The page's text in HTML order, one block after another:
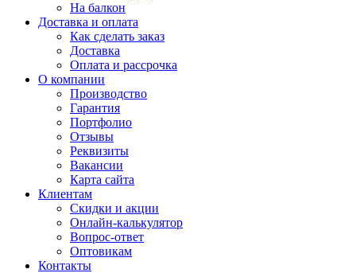
На балкон
Доставка и оплата
Как сделать заказ
Доставка
Оплата и рассрочка
О компании
Производство
Гарантия
Портфолио
Отзывы
Реквизиты
Вакансии
Карта сайта
Клиентам
Скидки и акции
Онлайн-калькулятор
Вопрос-ответ
Оптовикам
Контакты